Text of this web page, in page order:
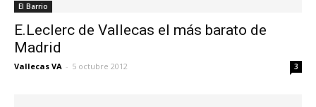
El Barrio
E.Leclerc de Vallecas el más barato de
Madrid
Vallecas VA - 5 octubre 2012 3